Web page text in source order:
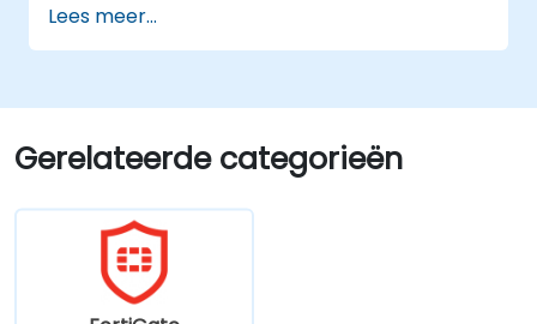
belangrijk Fortinet-product.
Fortinet-oplossingen configureren,
omgevingen.
Fortinet-producten effectief inzetten bij
complexe beveiligingsuitdagingen en -
Lees meer...
Gerelateerde categorieën